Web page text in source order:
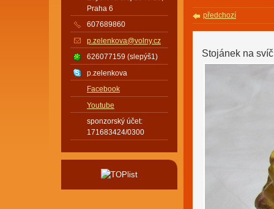
předchozí
Stojánek na
Praha 6
607689860
p.zelenkova@volny.cz
626077159 (slepýš1)
p.zelenkova
Facebook
Youtube
sponzorský účet:
171683424/0300